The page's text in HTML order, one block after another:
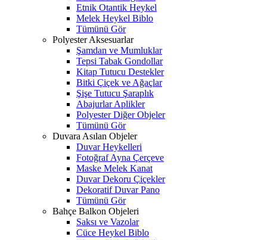
Etnik Otantik Heykel
Melek Heykel Biblo
Tümünü Gör
Polyester Aksesuarlar
Şamdan ve Mumluklar
Tepsi Tabak Gondollar
Kitap Tutucu Destekler
Bitki Çiçek ve Ağaçlar
Şişe Tutucu Şaraplık
Abajurlar Aplikler
Polyester Diğer Objeler
Tümünü Gör
Duvara Asılan Objeler
Duvar Heykelleri
Fotoğraf Ayna Çerçeve
Maske Melek Kanat
Duvar Dekoru Çiçekler
Dekoratif Duvar Pano
Tümünü Gör
Bahçe Balkon Objeleri
Saksı ve Vazolar
Cüce Heykel Biblo